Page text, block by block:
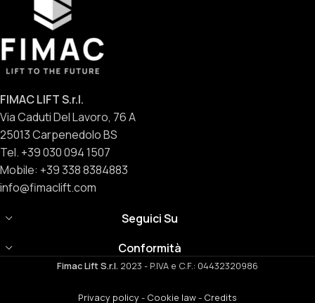
FIMAC LIFT S.r.l.
Via Caduti Del Lavoro, 76 A
25013 Carpenedolo BS
Tel. +39 030 094 1507
Mobile: +39 338 8384883
info@fimaclift.com
Seguici Su
Conformità
Fimac Lift S.r.l. 2023 - P.IVA e C.F.: 04432320986
Privacy policy- Cookie law- Credits